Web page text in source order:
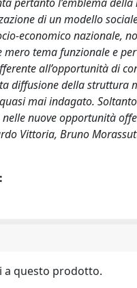
di un modello
economico nazionale,
mero tema funzionale e
all’opportunità di
diffusione della struttura
mai indagato.
nuove opportunità
Vittoria, Bruno
a questo prodotto.